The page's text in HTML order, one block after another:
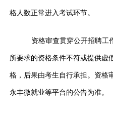
格人数正常进入考试环节。
资格审查贯穿公开招聘工
所要求的资格条件不符或提供虚
格，后果由考生自行承担。资格
永丰微就业等平台的公告为准。